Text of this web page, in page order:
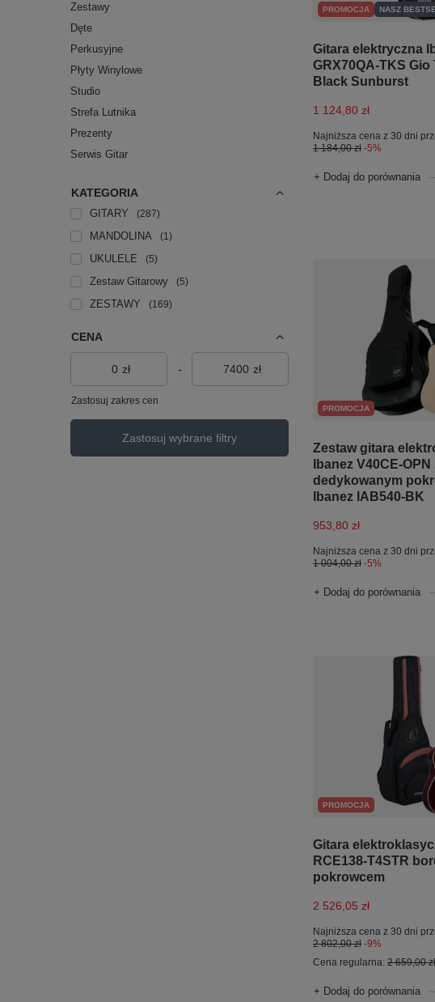
Zestawy
Dęte
Perkusyjne
Płyty Winylowe
Studio
Strefa Lutnika
Prezenty
Serwis Gitar
KATEGORIA
GITARY 287
MANDOLINA 1
UKULELE 5
Zestaw Gitarowy 5
ZESTAWY 169
CENA
zł - zł
Zastosuj zakres cen
Zastosuj wybrane filtry
PROMOCJA NASZ
Gitara elektryczna
GRX70QA-TKS
Black Sunburst
1 124,80 zł
Najniższa cena z 30 dni
1 184,00 zł -5%
+ Dodaj do porównania
PROMOCJA
Zestaw gitara
Ibanez V40CE-OPN
dedykowanym
Ibanez IAB540-BK
953,80 zł
Najniższa cena z 30 dni
1 004,00 zł -5%
+ Dodaj do porównania
PROMOCJA
Gitara
RCE138-T4STR
pokrowcem
2 526,05 zł
Najniższa cena z 30 dni
2 802,00 zł -9%
Cena regularna: 2 659,00 zł
+ Dodaj do porównania